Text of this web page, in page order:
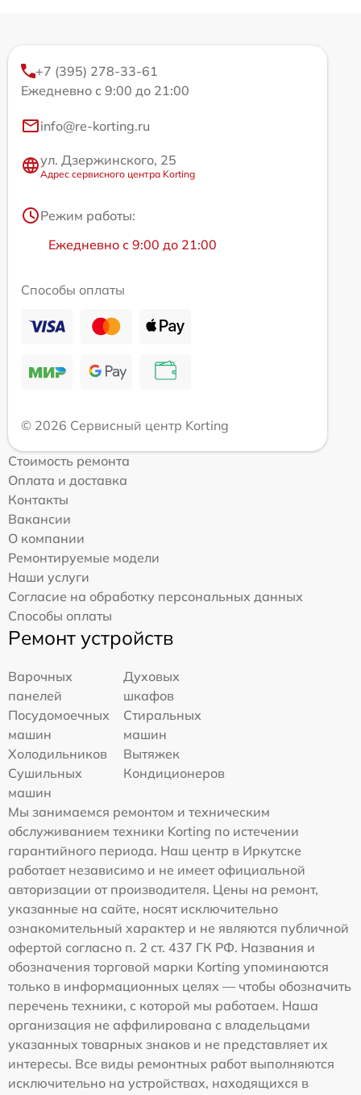
+7 (395) 278-33-61
Ежедневно с 9:00 до 21:00
info@re-korting.ru
ул. Дзержинского, 25
Адрес сервисного центра Korting
Режим работы:
Ежедневно с 9:00 до 21:00
Способы оплаты
© 2026 Сервисный центр Korting
Стоимость ремонта
Оплата и доставка
Контакты
Вакансии
О компании
Ремонтируемые модели
Наши услуги
Согласие на обработку персональных данных
Способы оплаты
Ремонт устройств
Варочных
панелей
Духовых
шкафов
Посудомоечных
машин
Стиральных
машин
Холодильников
Вытяжек
Сушильных
машин
Кондиционеров
Мы занимаемся ремонтом и техническим
обслуживанием техники Korting по истечении
гарантийного периода. Наш центр в Иркутске
работает независимо и не имеет официальной
авторизации от производителя. Цены на ремонт,
указанные на сайте, носят исключительно
ознакомительный характер и не являются публичной
офертой согласно п. 2 ст. 437 ГК РФ. Названия и
обозначения торговой марки Korting упоминаются
только в информационных целях — чтобы обозначить
перечень техники, с которой мы работаем. Наша
организация не аффилирована с владельцами
указанных товарных знаков и не представляет их
интересы. Все виды ремонтных работ выполняются
исключительно на устройствах, находящихся в